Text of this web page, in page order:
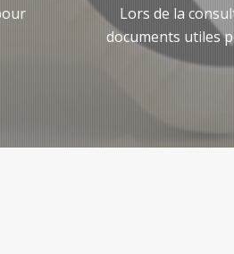
Lors de la
documents utiles